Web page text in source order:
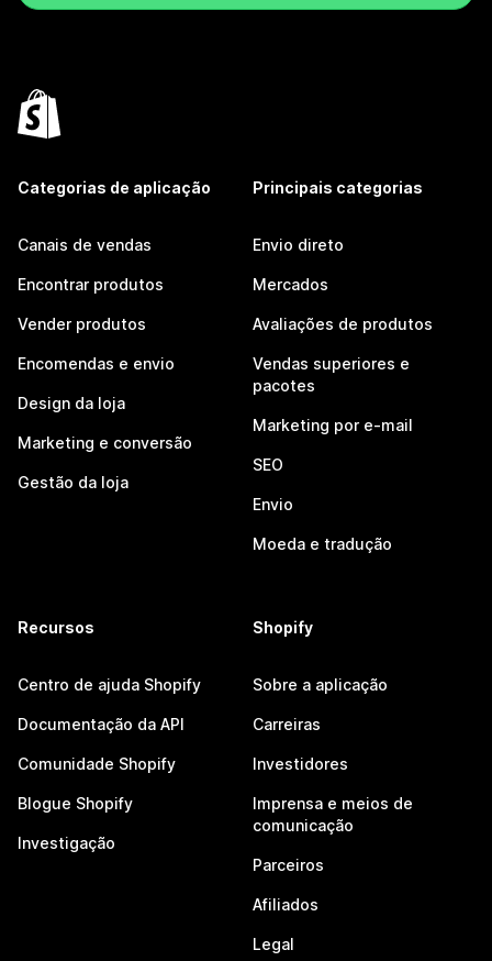
Categorias de aplicação
Canais de vendas
Encontrar produtos
Vender produtos
Encomendas e envio
Design da loja
Marketing e conversão
Gestão da loja
Principais categorias
Envio direto
Mercados
Avaliações de produtos
Vendas superiores e
pacotes
Marketing por e-mail
SEO
Envio
Moeda e tradução
Recursos
Centro de ajuda Shopify
Documentação da API
Comunidade Shopify
Blogue Shopify
Investigação
Shopify
Sobre a aplicação
Carreiras
Investidores
Imprensa e meios de
comunicação
Parceiros
Afiliados
Legal